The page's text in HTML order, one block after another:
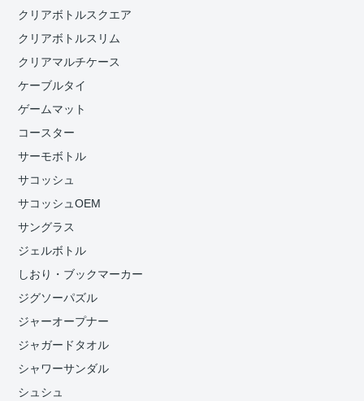
クリアボトルスクエア
クリアボトルスリム
クリアマルチケース
ケーブルタイ
ゲームマット
コースター
サーモボトル
サコッシュ
サコッシュOEM
サングラス
ジェルボトル
しおり・ブックマーカー
ジグソーパズル
ジャーオープナー
ジャガードタオル
シャワーサンダル
シュシュ